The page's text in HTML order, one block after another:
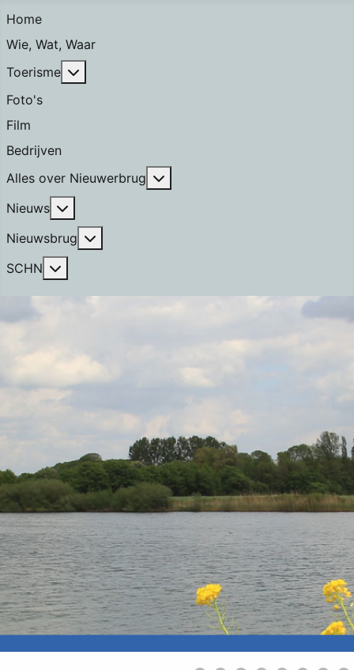
Home
Wie, Wat, Waar
Toerisme
Foto's
Film
Bedrijven
Alles over Nieuwerbrug
Nieuws
Nieuwsbrug
SCHN